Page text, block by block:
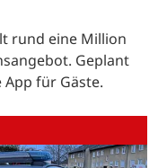
rund eine Million
Geplant
für Gäste.